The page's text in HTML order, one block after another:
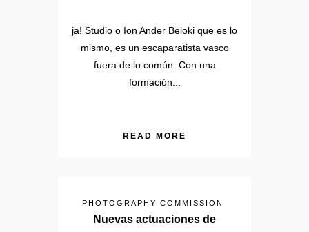
ja! Studio o Ion Ander Beloki que es lo
mismo, es un escaparatista vasco
fuera de lo común. Con una
formación...
READ MORE
PHOTOGRAPHY COMMISSION
Nuevas actuaciones de